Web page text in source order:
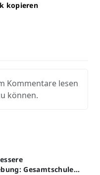
kopieren
Kommentare lesen
können.
Gesamtschule